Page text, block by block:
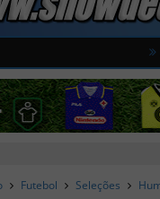
Adidas
Futebol Seleções